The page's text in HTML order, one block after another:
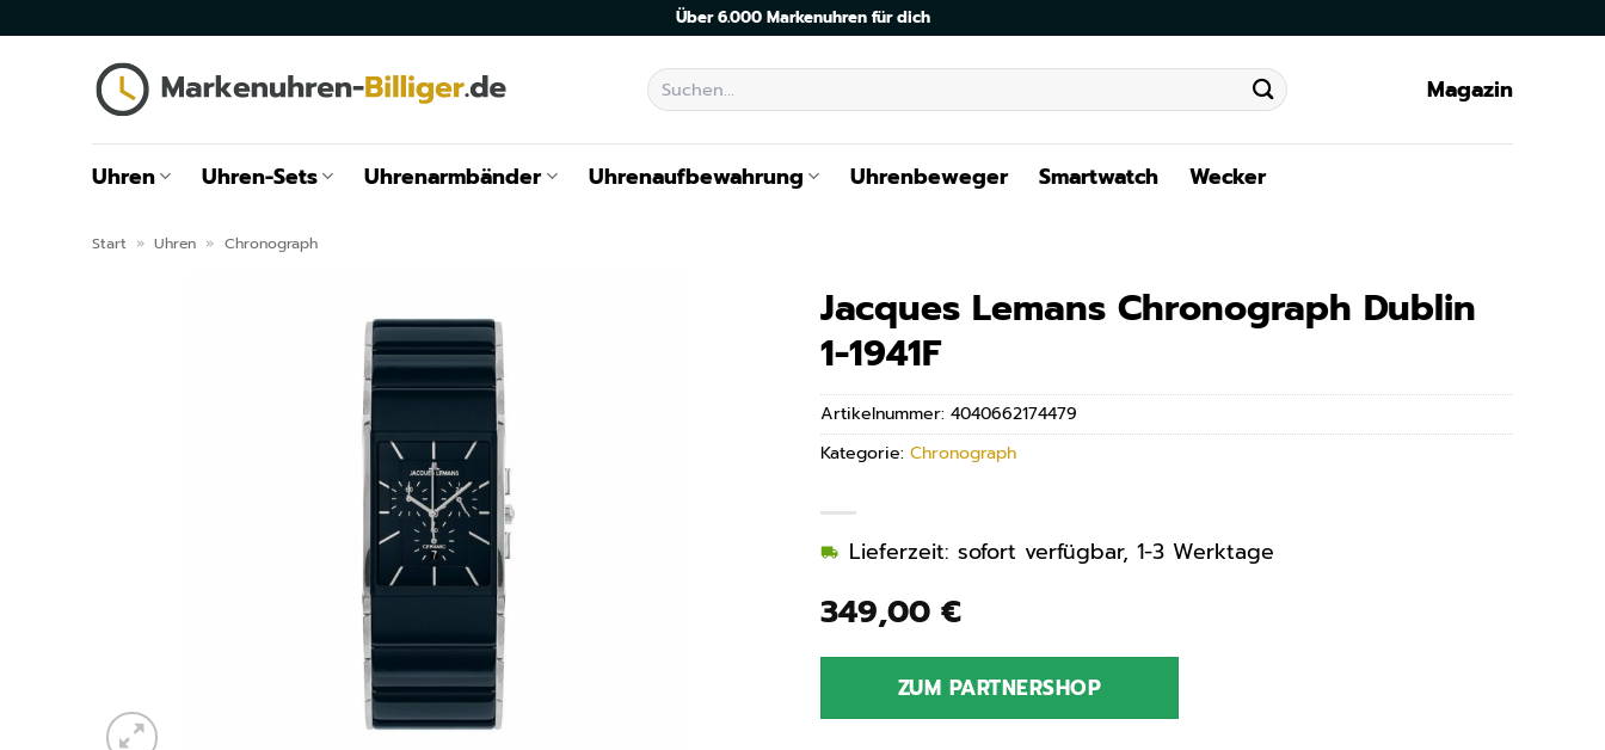
Über 6.000 Markenuhren für dich
Suchen
nach:
Magazin
Uhren Uhren-Sets Uhrenarmbänder Uhrenaufbewahrung Uhrenbeweger Smartwatch Wecker
Start » Uhren » Chronograph
Jacques Lemans Chronograph Dublin
1-1941F
349,00 €
Lieferzeit: sofort verfügbar, 1-3 Werktage
ZUM PARTNERSHOP
Artikelnummer: 4040662174479
Kategorie: Chronograph